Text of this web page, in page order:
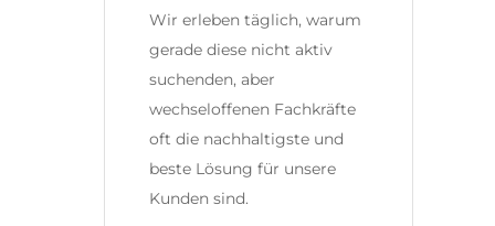
Wir erleben täglich, warum
gerade diese nicht aktiv
suchenden, aber
wechseloffenen Fachkräfte
oft die nachhaltigste und
beste Lösung für unsere
Kunden sind.